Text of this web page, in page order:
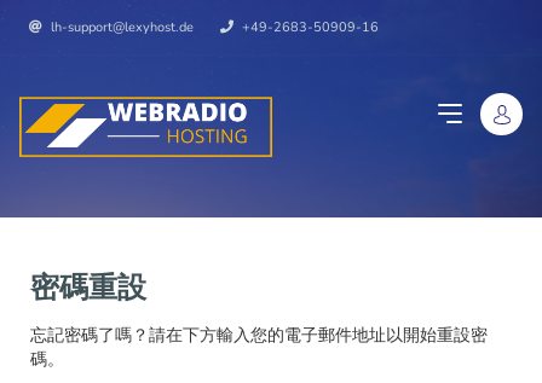
lh-support@lexyhost.de +49-2683-50909-16
密碼重設
忘記密碼了嗎？請在下方輸入您的電子郵件地址以開始重設密
碼。